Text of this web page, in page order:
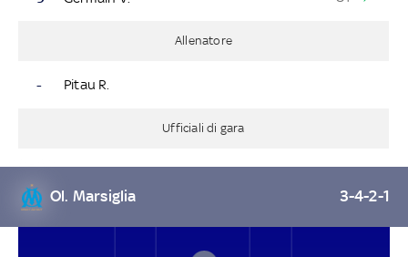
Allenatore
- Pitau R.
Ufficiali di gara
Ol. Marsiglia 3-4-2-1